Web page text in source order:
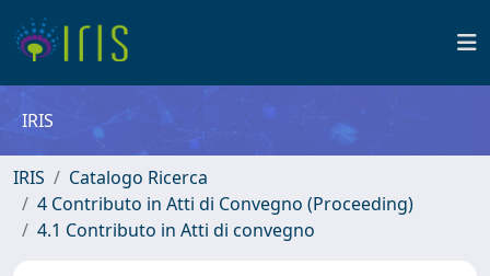
IRIS
IRIS
Catalogo Ricerca
4 Contributo in Atti di Convegno (Proceeding)
4.1 Contributo in Atti di convegno